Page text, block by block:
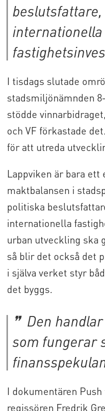
internationella
I tisdags slutade
stadsmiljönämnden
stödde
och VF förkastade
för att utreda
Lappviken är bara ett
maktbalansen i
politiska
internationella
urban utveckling ska
så blir det också det
i själva verket styr
det byggs.
Den
som fungerar
I dokumentären
regissören Fredrik